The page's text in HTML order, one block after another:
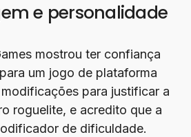
e personalidade
mostrou ter confiança
um jogo de plataforma
para justificar a
roguelite, e acredito que a
de dificuldade.